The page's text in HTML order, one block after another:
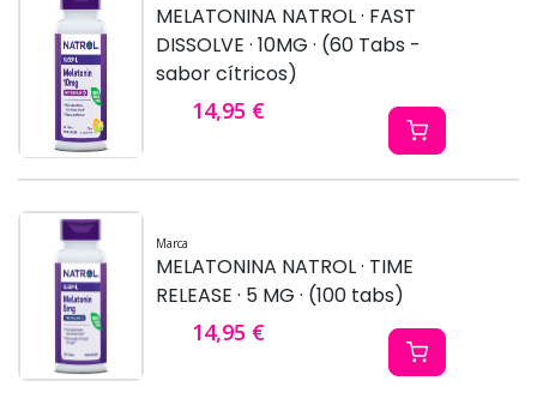
MELATONINA NATROL · FAST
DISSOLVE · 10MG · (60 Tabs -
sabor cítricos)
14,95 €
Marca
MELATONINA NATROL · TIME
RELEASE · 5 MG · (100 tabs)
14,95 €